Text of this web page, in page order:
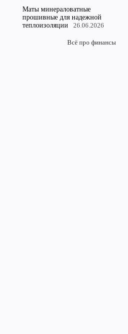
Маты минераловатные
прошивные для надежной
теплоизоляции
26.06.2026
Всё про финансы